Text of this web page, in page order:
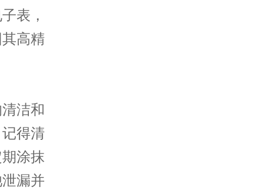
表，
高精
洁和
得清
涂抹
漏并